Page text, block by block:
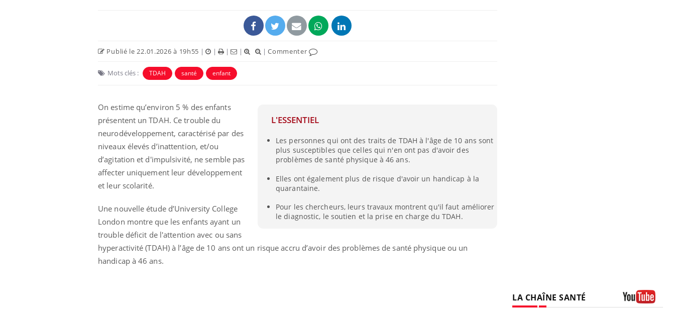
Publié le 22.01.2026 à 19h55 | | | | |Commenter
Mots clés : TDAH santé enfant
L'ESSENTIEL
Les personnes qui ont des traits de TDAH à l'âge de 10 ans sont
plus susceptibles que celles qui n'en ont pas d'avoir des
problèmes de santé physique à 46 ans.
Elles ont également plus de risque d'avoir un handicap à la
quarantaine.
Pour les chercheurs, leurs travaux montrent qu'il faut améliorer
le diagnostic, le soutien et la prise en charge du TDAH.
On estime qu’environ 5 % des enfants
présentent un TDAH. Ce trouble du
neurodéveloppement, caractérisé par des
niveaux élevés d’inattention, et/ou
d’agitation et d'impulsivité, ne semble pas
affecter uniquement leur développement
et leur scolarité.
Une nouvelle étude d’University College
London montre que les enfants ayant un
trouble déficit de l'attention avec ou sans
hyperactivité (TDAH) à l’âge de 10 ans ont un risque accru d’avoir des problèmes de santé physique ou un
handicap à 46 ans.
LA CHAÎNE SANTÉ